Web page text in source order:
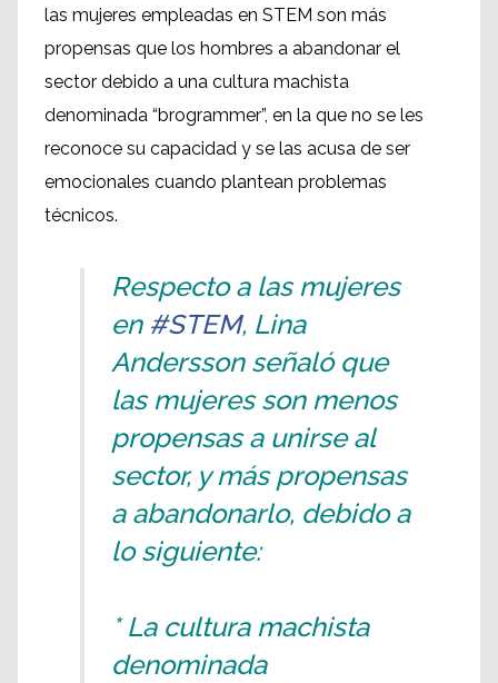
las mujeres empleadas en STEM son más
propensas que los hombres a abandonar el
sector debido a una cultura machista
denominada “brogrammer”, en la que no se les
reconoce su capacidad y se las acusa de ser
emocionales cuando plantean problemas
técnicos.
Respecto a las mujeres
en #STEM, Lina
Andersson señaló que
las mujeres son menos
propensas a unirse al
sector, y más propensas
a abandonarlo, debido a
lo siguiente:
* La cultura machista
denominada